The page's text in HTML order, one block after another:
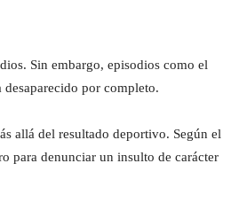
Sin embargo, episodios como el
por completo.
allá del resultado deportivo. Según el
para denunciar un insulto de carácter